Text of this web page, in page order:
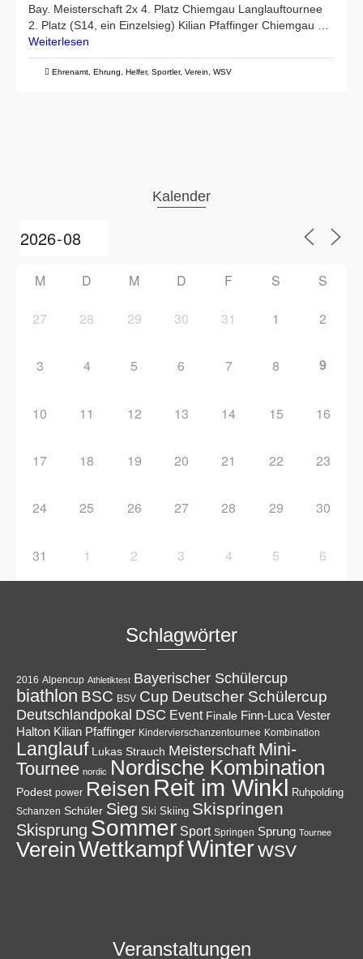
Bay. Meisterschaft 2x 4. Platz Chiemgau Langlauftournee
2. Platz (S14, ein Einzelsieg) Kilian Pfaffinger Chiemgau …
Weiterlesen
Ehrenamt Ehrung Helfer, Sportler, Verein WSV
Kalender
M D M D F S S
27 28 29 30 31 1 2
3 4 5 6 7 8 9
10 11 12 13 14 15 16
17 18 19 20 21 22 23
24 25 26 27 28 29 30
31 1 2 3 4 5 6
Schlagwörter
2016 Alpencup Athletiktest Bayerischer Schülercup
biathlon BSC BSV Cup Deutscher Schülercup
Deutschlandpokal DSC Event Finale Finn-Luca Vester
Halton Kilian Pfaffinger Kindervierschanzentournee Kombination
Langlauf Lukas Strauch Meisterschaft Mini-
Tournee nordic Nordische Kombination
Podest power Reisen Reit im Winkl Ruhpolding
Schanzen Schüler Sieg Ski Skiing Skispringen
Skisprung Sommer Sport Springen Sprung Tournee
VereinWettkampfWinterWSV
Veranstaltungen